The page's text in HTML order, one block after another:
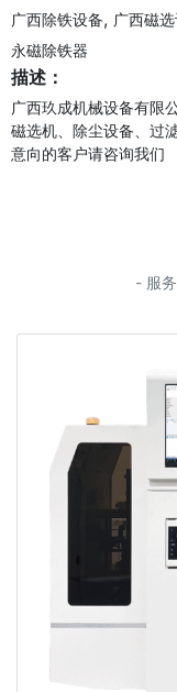
广西除铁设备, 广西磁
永磁除铁器
描述：
广西玖成机械设备有限
磁选机、除尘设备、过
意向的客户请咨询我们
- 服